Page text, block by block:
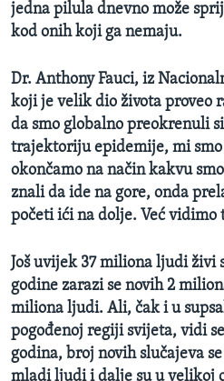
jedna pilula dnevno može
kod onih koji ga nemaju.
Dr. Anthony Fauci, iz
koji je velik dio života proveo
da smo globalno preokrenuli
trajektoriju epidemije, mi
okončamo na način kakvu
znali da ide na gore, onda
početi ići na dolje. Već vidimo
Još uvijek 37 miliona ljudi živi
godine zarazi se novih 2
miliona ljudi. Ali, čak i u
pogođenoj regiji svijeta, vidi
godina, broj novih slučajeva
mladi ljudi i dalje su u velikoj